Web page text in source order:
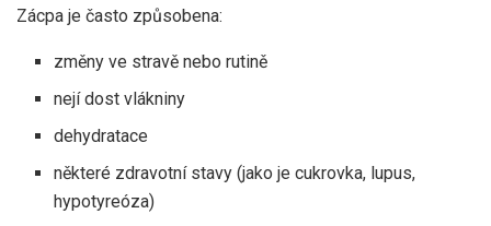
Zácpa je často způsobena:
změny ve stravě nebo rutině
nejí dost vlákniny
dehydratace
některé zdravotní stavy (jako je cukrovka, lupus,
hypotyreóza)